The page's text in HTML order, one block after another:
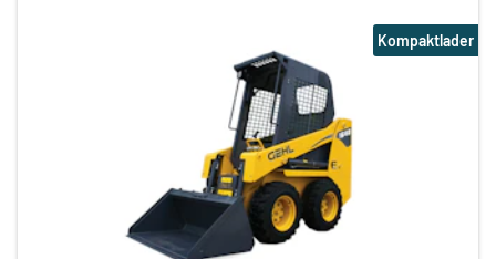
Kompaktlader